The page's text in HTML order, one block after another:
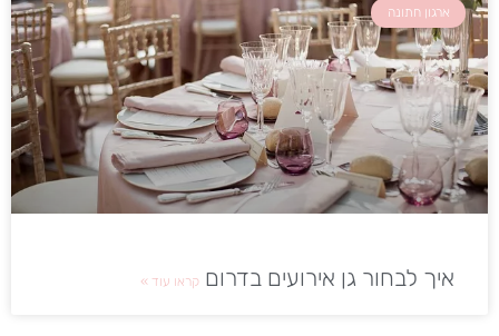
ארגון חתונה
איך לבחור גן אירועים בדרום קראו עוד »